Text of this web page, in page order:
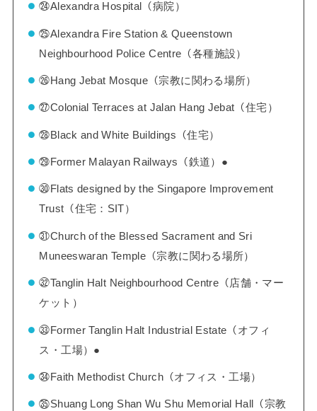
㉔Alexandra Hospital（病院）
㉕Alexandra Fire Station & Queenstown
Neighbourhood Police Centre（各種施設）
㉖Hang Jebat Mosque（宗教に関わる場所）
㉗Colonial Terraces at Jalan Hang Jebat（住宅）
㉘Black and White Buildings（住宅）
㉙Former Malayan Railways（鉄道）●
㉚Flats designed by the Singapore Improvement
Trust（住宅：SIT）
㉛Church of the Blessed Sacrament and Sri
Muneeswaran Temple（宗教に関わる場所）
㉜Tanglin Halt Neighbourhood Centre（店舗・マー
ケット）
㉝Former Tanglin Halt Industrial Estate（オフィ
ス・工場）●
㉞Faith Methodist Church（オフィス・工場）
㉟Shuang Long Shan Wu Shu Memorial Hall（宗教